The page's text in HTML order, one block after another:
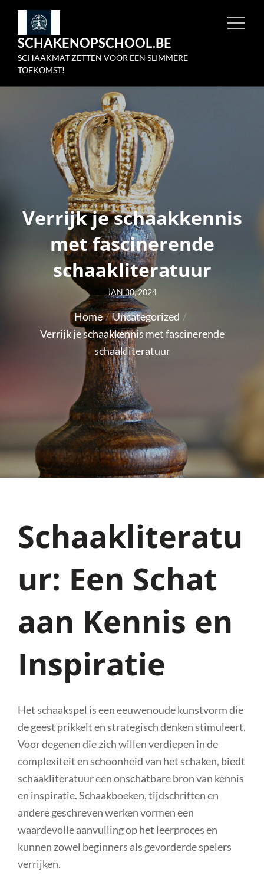
Skip
contentSCHAKENOPSCHOOL.BE
SCHAAKMAT ZETTEN VOOR EEN SLIMMERE
TOEKOMST!
Verrijk je schaakkennis
met fascinerende
schaakliteratuur
Posted
on
JAN 30, 2024
Home
Uncategorized
Verrijk je schaakkennis met fascinerende
schaakliteratuur
Schaakliteratu
ur: Een Schat
aan Kennis en
Inspiratie
Het schaakspel is een eeuwenoude kunstvorm die
de geest prikkelt en strategisch denken stimuleert.
Voor degenen die zich willen verdiepen in de
complexiteit en schoonheid van het schaken, biedt
schaakliteratuur een onschatbare bron van kennis
en inspiratie. Schaakboeken, tijdschriften en
andere geschreven werken vormen een
waardevolle aanvulling op het leerproces en
kunnen zowel beginners als gevorderde spelers
verrijken.